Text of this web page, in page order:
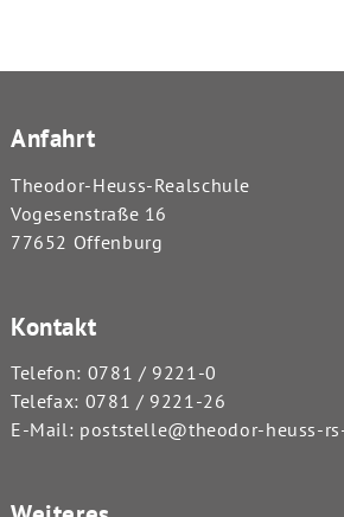
Anfahrt
Theodor-Heuss-Realschule
Vogesenstraße 16
77652 Offenburg
Kontakt
Telefon: 0781 / 9221-0
Telefax: 0781 / 9221-26
E-Mail: poststelle@theodor-heuss-